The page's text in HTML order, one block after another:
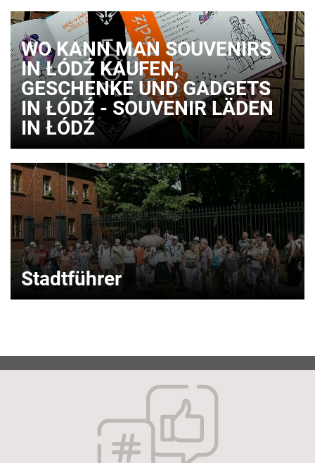
WO KANN MAN SOUVENIRS
IN ŁÓDŹ KAUFEN,
GESCHENKE UND GADGETS
IN ŁÓDŹ - SOUVENIR LÄDEN
IN ŁÓDŹ
Stadtführer